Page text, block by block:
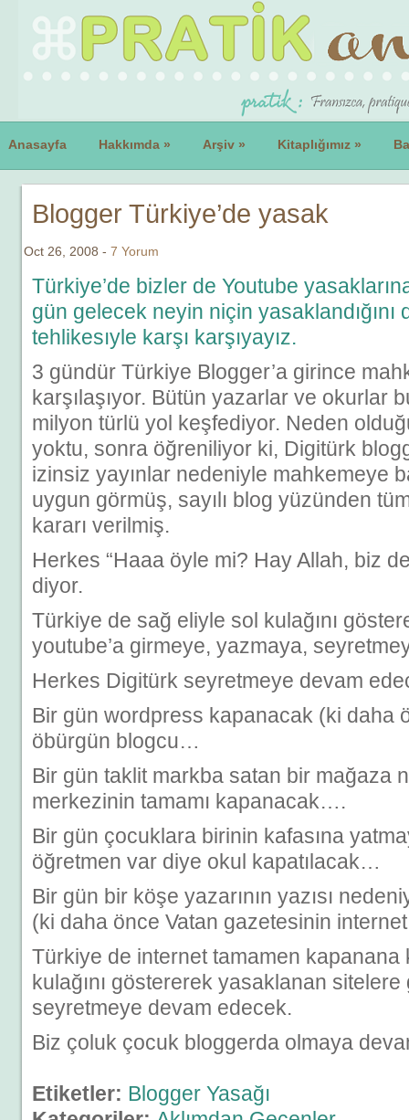
Anasayfa Hakkımda » Arşiv » Kitaplığımız »
Blogger Türkiye’de yasak
Oct 26, 2008 - 7 Yorum
Türkiye’de bizler de Youtube
gün gelecek neyin niçin yasaklandığını
tehlikesıyle karşı karşıyayız.
3 gündür Türkiye Blogger’a girince
karşılaşıyor. Bütün yazarlar ve okurlar
milyon türlü yol keşfediyor. Neden
yoktu, sonra öğreniliyor ki, Digitürk
izinsiz yayınlar nedeniyle mahkemeye
uygun görmüş, sayılı blog yüzünden
kararı verilmiş.
Herkes “Haaa öyle mi? Hay Allah, biz
diyor.
Türkiye de sağ eliyle sol kulağını
youtube’a girmeye, yazmaya,
Herkes Digitürk seyretmeye devam
Bir gün wordpress kapanacak (ki daha
öbürgün blogcu…
Bir gün taklit markba satan bir mağaza
merkezinin tamamı kapanacak….
Bir gün çocuklara birinin kafasına
öğretmen var diye okul kapatılacak…
Bir gün bir köşe yazarının yazısı
(ki daha önce Vatan gazetesinin internet
Türkiye de internet tamamen kapanana
kulağını göstererek yasaklanan
seyretmeye devam edecek.
Biz çoluk çocuk bloggerda olmaya
Etiketler: Blogger Yasağı